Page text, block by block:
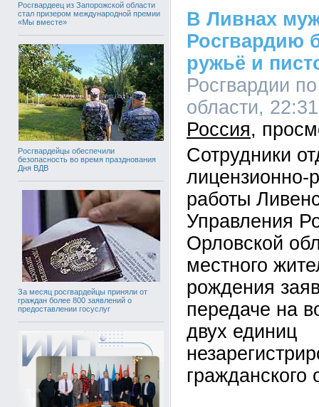
Росгвардеец из Запорожской области
стал призером международной премии
«Мы вместе»
Росгвардейцы обеспечили
безопасность во время празднования
Дня ВДВ
За месяц росгвардейцы приняли от
граждан более 800 заявлений о
предоставлении госуслуг
В Ливнах
Росгвардию
ружьё и
Росгвардии
области,
Россия
Сотрудники
лицензионно-
работы
Управления
Орловской
местного
рождения
передаче на
двух единиц
гражданского